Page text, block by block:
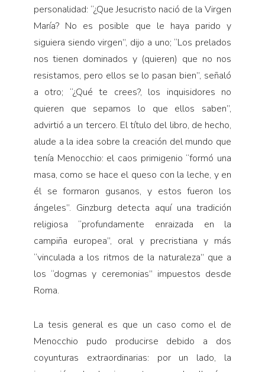
personalidad: “¿Que Jesucristo nació de la Virgen
María? No es posible que le haya parido y
siguiera siendo virgen”, dijo a uno; “Los prelados
nos tienen dominados y (quieren) que no nos
resistamos, pero ellos se lo pasan bien”, señaló
a otro; “¿Qué te crees?, los inquisidores no
quieren que sepamos lo que ellos saben”,
advirtió a un tercero. El título del libro, de hecho,
alude a la idea sobre la creación del mundo que
tenía Menocchio: el caos primigenio “formó una
masa, como se hace el queso con la leche, y en
él se formaron gusanos, y estos fueron los
ángeles”. Ginzburg detecta aquí una tradición
religiosa “profundamente enraizada en la
campiña europea”, oral y precristiana y más
“vinculada a los ritmos de la naturaleza” que a
los “dogmas y ceremonias” impuestos desde
Roma.
La tesis general es que un caso como el de
Menocchio pudo producirse debido a dos
coyunturas extraordinarias: por un lado, la